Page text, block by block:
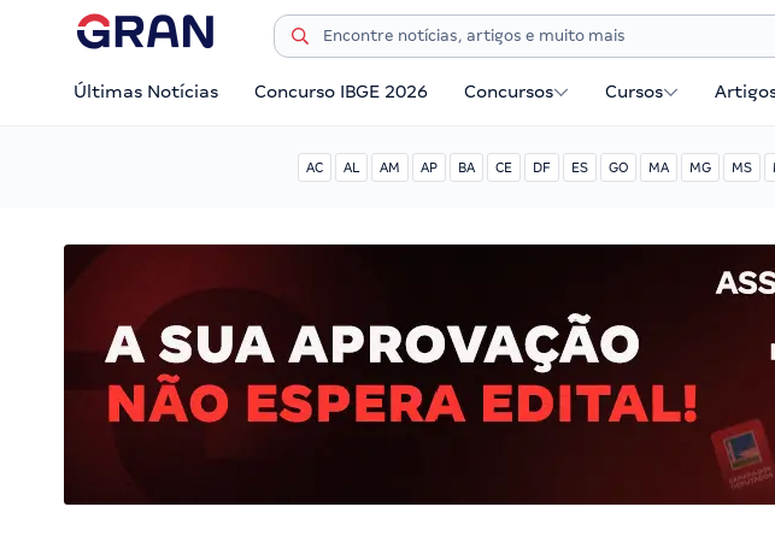
Últimas Notícias Concurso IBGE 2026 Concursos Cursos
AC AL AM AP BA CE DF ES GO MA MG MS